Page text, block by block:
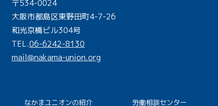
〒534-0024
大阪市都島区東野田町4-7-26
和光京橋ビル304号
TEL.06-6242-8130
mail@nakama-union.org
なかまユニオンの紹介 労働相談センター